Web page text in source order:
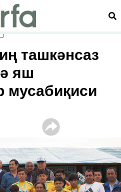
ташкәнсаз
яш
мусабиқиси